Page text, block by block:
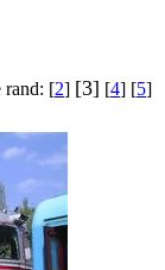
rand: [2] [3] [4] [5]